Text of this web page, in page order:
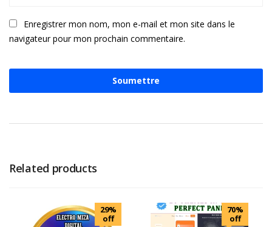
Enregistrer mon nom, mon e-mail et mon site dans le
navigateur pour mon prochain commentaire.
Related products
29%
off
70%
off